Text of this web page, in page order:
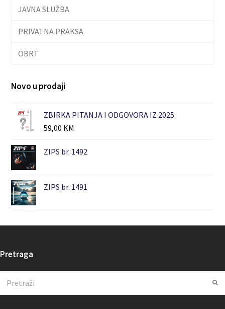
JAVNA SLUŽBA
PRIVATNA PRAKSA
OBRT
Novo u prodaji
ZBIRKA PITANJA I ODGOVORA IZ 2025.
59,00 KM
ZIPS br. 1492
ZIPS br. 1491
Pretraga